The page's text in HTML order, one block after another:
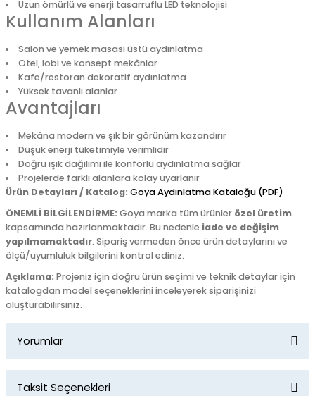
Uzun ömürlü ve enerji tasarruflu LED teknolojisi
Kullanım Alanları
Salon ve yemek masası üstü aydınlatma
Otel, lobi ve konsept mekânlar
Kafe/restoran dekoratif aydınlatma
Yüksek tavanlı alanlar
Avantajları
Mekâna modern ve şık bir görünüm kazandırır
Düşük enerji tüketimiyle verimlidir
Doğru ışık dağılımı ile konforlu aydınlatma sağlar
Projelerde farklı alanlara kolay uyarlanır
Ürün Detayları / Katalog: Goya Aydınlatma Kataloğu (PDF)
ÖNEMLİ BİLGİLENDİRME: Goya marka tüm ürünler özel üretim
kapsamında hazırlanmaktadır. Bu nedenle iade ve değişim
yapılmamaktadır. Sipariş vermeden önce ürün detaylarını ve
ölçü/uyumluluk bilgilerini kontrol ediniz.
Açıklama: Projeniz için doğru ürün seçimi ve teknik detaylar için
katalogdan model seçeneklerini inceleyerek siparişinizi
oluşturabilirsiniz.
Yorumlar
Taksit Seçenekleri